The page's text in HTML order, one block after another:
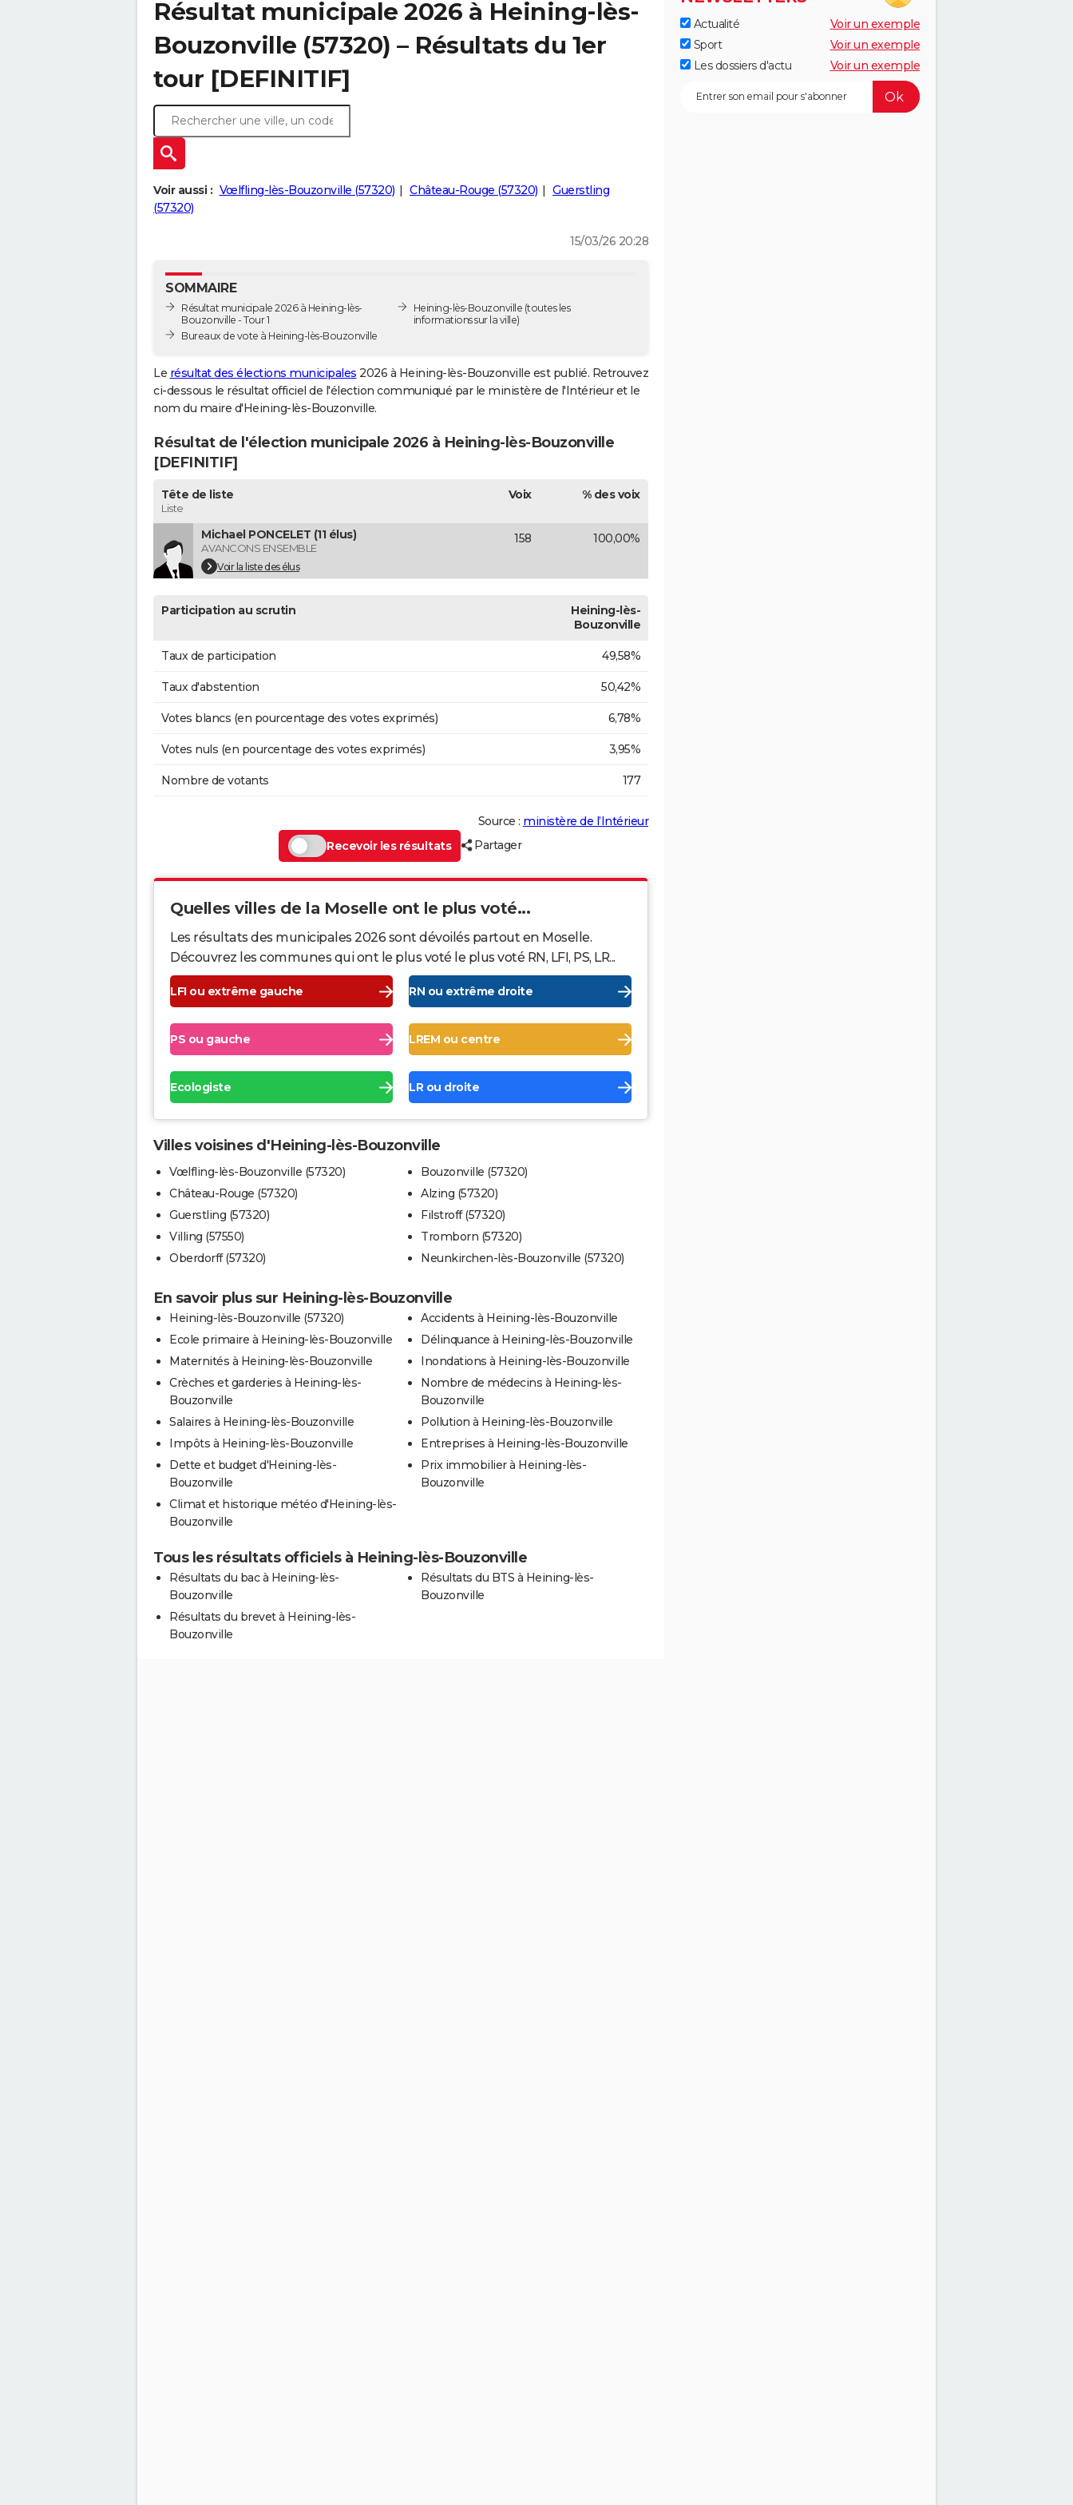
Résultat municipale 2026 à Heining-lès-
Bouzonville (57320) – Résultats du 1er
tour [DEFINITIF]
Voir aussi : Vœlfling-lès-Bouzonville (57320) Château-Rouge (57320)
Guerstling
(57320)
15/03/26 20:28
SOMMAIRE
Résultat municipale 2026 à Heining-lès-
Bouzonville - Tour 1
Bureaux de vote à Heining-lès-Bouzonville
Heining-lès-Bouzonville (toutes les
informations sur la ville)
Le résultat des élections municipales 2026 à Heining-lès-Bouzonville est publié. Retrouvez
ci-dessous le résultat officiel de l'élection communiqué par le ministère de l'Intérieur et le
nom du maire d'Heining-lès-Bouzonville.
Résultat de l'élection municipale 2026 à Heining-lès-Bouzonville
[DEFINITIF]
Tête de liste
Liste
Voix % des voix
Michael PONCELET (11 élus)
AVANCONS ENSEMBLE
Voir la liste des élus
158 100,00%
Participation au scrutin
Heining-lès-
Bouzonville
Taux de participation 49,58%
Taux d'abstention 50,42%
Votes blancs (en pourcentage des votes exprimés) 6,78%
Votes nuls (en pourcentage des votes exprimés) 3,95%
Nombre de votants 177
Source : ministère de l’Intérieur
Recevoir les résultats
Partager
Quelles villes de la Moselle ont le plus voté...
Les résultats des municipales 2026 sont dévoilés partout en Moselle.
Découvrez les communes qui ont le plus voté le plus voté RN, LFI, PS, LR...
LFI ou extrême gauche RN ou extrême droite
PS ou gauche LREM ou centre
Ecologiste LR ou droite
Villes voisines d'Heining-lès-Bouzonville
Vœlfling-lès-Bouzonville (57320)
Château-Rouge (57320)
Guerstling (57320)
Villing (57550)
Oberdorff (57320)
Bouzonville (57320)
Alzing (57320)
Filstroff (57320)
Tromborn (57320)
Neunkirchen-lès-Bouzonville (57320)
En savoir plus sur Heining-lès-Bouzonville
Heining-lès-Bouzonville (57320)
Ecole primaire à Heining-lès-Bouzonville
Maternités à Heining-lès-Bouzonville
Crèches et garderies à Heining-lès-
Bouzonville
Salaires à Heining-lès-Bouzonville
Impôts à Heining-lès-Bouzonville
Dette et budget d'Heining-lès-
Bouzonville
Climat et historique météo d'Heining-lès-
Bouzonville
Accidents à Heining-lès-Bouzonville
Délinquance à Heining-lès-Bouzonville
Inondations à Heining-lès-Bouzonville
Nombre de médecins à Heining-lès-
Bouzonville
Pollution à Heining-lès-Bouzonville
Entreprises à Heining-lès-Bouzonville
Prix immobilier à Heining-lès-
Bouzonville
Tous les résultats officiels à Heining-lès-Bouzonville
Résultats du bac à Heining-lès-
Bouzonville
Résultats du brevet à Heining-lès-
Bouzonville
Résultats du BTS à Heining-lès-
Bouzonville
Actualité
Voir un exemple
Sport
Voir un exemple
Les dossiers d'actu
Voir un exemple